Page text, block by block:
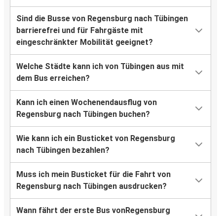
Sind die Busse von Regensburg nach Tübingen
barrierefrei und für Fahrgäste mit
eingeschränkter Mobilität geeignet?
Welche Städte kann ich von Tübingen aus mit
dem Bus erreichen?
Kann ich einen Wochenendausflug von
Regensburg nach Tübingen buchen?
Wie kann ich ein Busticket von Regensburg
nach Tübingen bezahlen?
Muss ich mein Busticket für die Fahrt von
Regensburg nach Tübingen ausdrucken?
Wann fährt der erste Bus vonRegensburg